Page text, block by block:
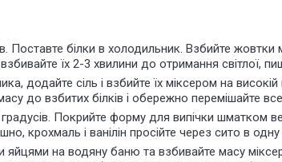
Поставте білки в холодильник. Взбийте жовтки
їх 2-3 хвилини до отримання світлої,
додайте сіль і взбийте їх міксером на високій
до взбитих білків і обережно перемішайте
градусів. Покрийте форму для випічки шматком
крохмаль і ванілін просійте через сито в
яйцями на водяну баню та взбивайте масу